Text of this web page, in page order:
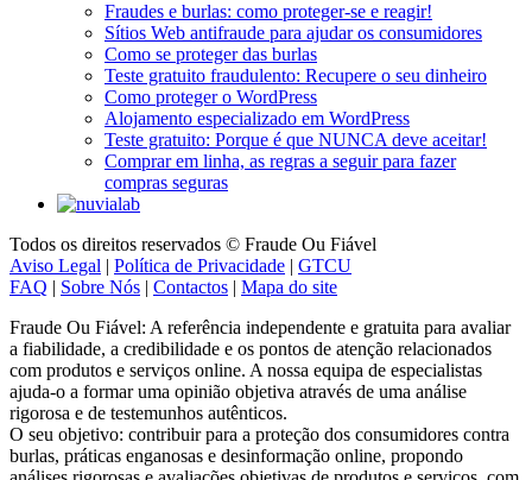
Sítios Web antifraude para ajudar os consumidores
Como se proteger das burlas
Teste gratuito fraudulento: Recupere o seu dinheiro
Como proteger o WordPress
Alojamento especializado em WordPress
Teste gratuito: Porque é que NUNCA deve aceitar!
Comprar em linha, as regras a seguir para fazer
compras seguras
Aviso Legal|Política de Privacidade| GTCU
FAQ|Sobre Nós|Contactos|Mapa do site
a fiabilidade, a credibilidade e os pontos de atenção relacionados
com produtos e serviços online. A nossa equipa de especialistas
ajuda-o a formar uma opinião objetiva através de uma análise
rigorosa e de testemunhos autênticos.
O seu objetivo: contribuir para a proteção dos consumidores contra
burlas, práticas enganosas e desinformação online, propondo
análises rigorosas e avaliações objetivas de produtos e serviços, com